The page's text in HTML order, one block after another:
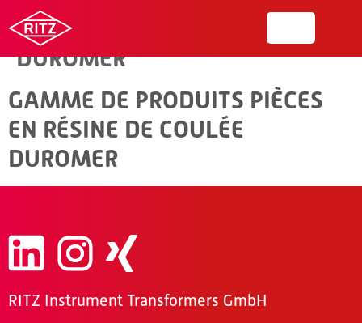
PIÈCES EN RÉSINE DE COULÉE
DUROMER
GAMME DE PRODUITS PIÈCES
EN RÉSINE DE COULÉE
DUROMER
RITZ Instrument Transformers GmbH